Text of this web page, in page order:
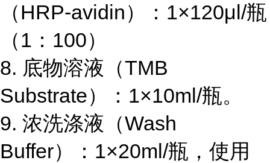
（HRP-avidin）： 1×120μl/瓶
（1 ： 100）
8. 底物溶液（TMB
Substrate）： 1×10ml/瓶。
9. 浓洗涤液（Wash
Buffer）： 1×20ml/瓶，使用